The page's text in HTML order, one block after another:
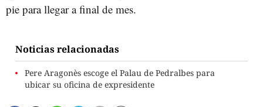
pie para llegar a final de mes.
Noticias relacionadas
Pere Aragonès escoge el Palau de Pedralbes para
ubicar su oficina de expresidente